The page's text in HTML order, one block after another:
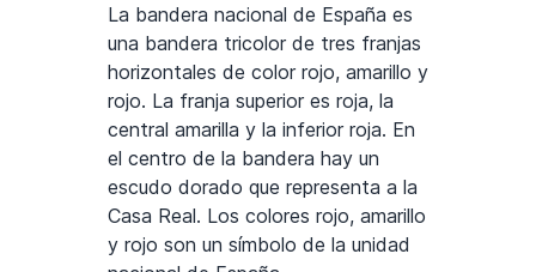
La bandera nacional de España es
una bandera tricolor de tres franjas
horizontales de color rojo, amarillo y
rojo. La franja superior es roja, la
central amarilla y la inferior roja. En
el centro de la bandera hay un
escudo dorado que representa a la
Casa Real. Los colores rojo, amarillo
y rojo son un símbolo de la unidad